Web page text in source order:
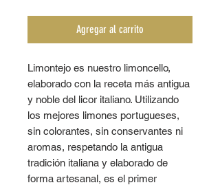
Agregar al carrito
Limontejo es nuestro limoncello,
elaborado con la receta más antigua
y noble del licor italiano. Utilizando
los mejores limones portugueses,
sin colorantes, sin conservantes ni
aromas, respetando la antigua
tradición italiana y elaborado de
forma artesanal, es el primer